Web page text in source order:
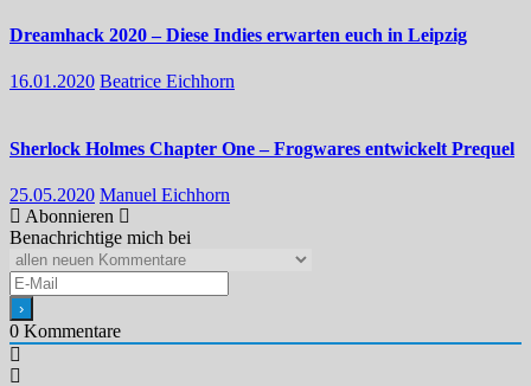
Dreamhack 2020 – Diese Indies erwarten euch in Leipzig
16.01.2020 Beatrice Eichhorn
Sherlock Holmes Chapter One – Frogwares entwickelt Prequel
25.05.2020 Manuel Eichhorn
Abonnieren
Benachrichtige mich bei
0 Kommentare